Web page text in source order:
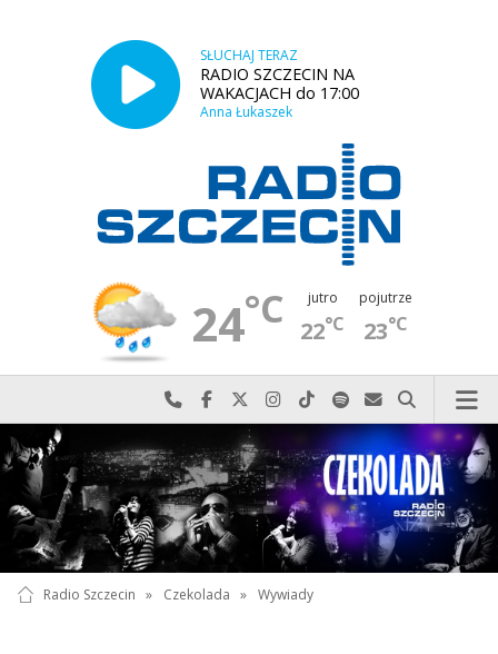
SŁUCHAJ TERAZ
RADIO SZCZECIN NA
WAKACJACH do 17:00
Anna Łukaszek
24°C jutro
22°C
pojutrze
23°C
Najlepiej po prostu do nas zadzwoń
Odwiedź nas na Facebook-u
Odwiedź nas na X
Odwiedź nas na Instagram-ie
Odwiedź nas na TikTok-u
Szukaj nas na Spotify
Wyślij do nas
Szukaj
Radio Szczecin » Czekolada » Wywiady